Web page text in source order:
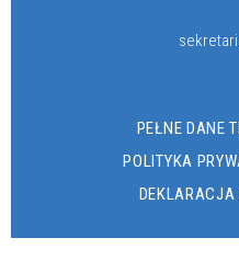
PEŁNE DANE
POLITYKA
DEKLARACJA